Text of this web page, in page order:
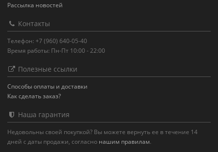
Рассылка новостей
Контакты
Телефон: +7 (960) 640-05-40
Время работы: Пн-Пт 10:00 - 22:00
Полезные ссылки
Способы оплаты и доставки
Как сделать заказ?
Наша гарантия
Недовольны своей покупкой? Вы можете вернуть ее в течение 14
дней с даты продажи, согласно нашим правилам.